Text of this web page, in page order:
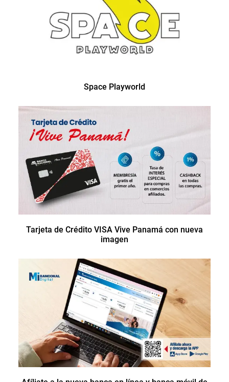
Space Playworld
Tarjeta de Crédito VISA Vive Panamá con nueva
imagen